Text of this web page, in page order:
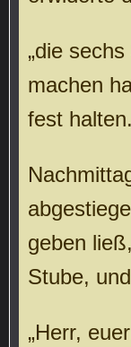
„die
machen
fest
geben
Stube,
„Herr,